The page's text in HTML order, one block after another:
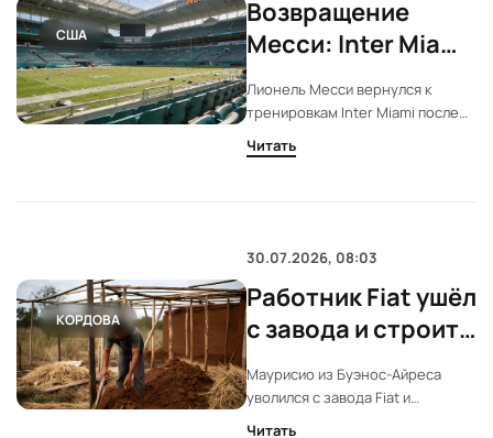
США
Возвращение
Месси: Inter Miami
провел
необычную акцию
для болельщиков
Лионель Месси вернулся к
тренировкам Inter Miami после
финала ЧМ. Клуб организовал
для болельщиков специальное
трибуны.
Читать
КОРДОВА
30.07.2026, 08:03
Работник Fiat ушёл
с завода и строит
дом из глины для
семьи в Кордове
Маурисио из Буэнос-Айреса
уволился с завода Fiat и
переехал в сельскую Кордову,
Читать